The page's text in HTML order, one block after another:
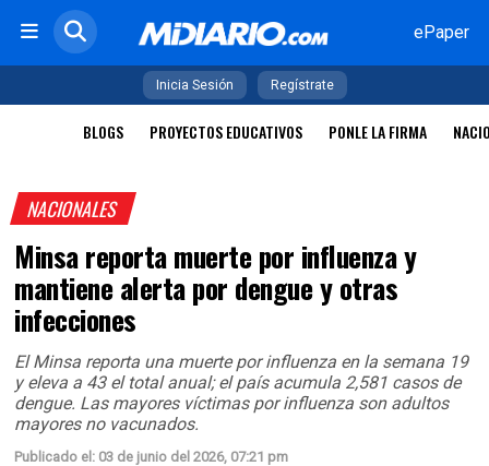
ePaper
Inicia Sesión Regístrate
BLOGS PROYECTOS EDUCATIVOS PONLE LA FIRMA
NACIONALES
Minsa reporta muerte por influenza y
mantiene alerta por dengue y otras
infecciones
El Minsa reporta una muerte por influenza en la semana 19
y eleva a 43 el total anual; el país acumula 2,581 casos de
dengue. Las mayores víctimas por influenza son adultos
mayores no vacunados.
Publicado el: 03 de junio del 2026, 07:21 pm